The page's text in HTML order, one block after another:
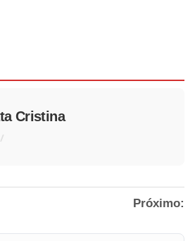
Cristina
/
Próximo: